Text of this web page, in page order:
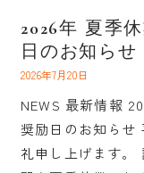
2026年 夏季
日のお知らせ
2026年7月20日
NEWS 最新情報
奨励日のお知らせ
礼申し上げます。
2026
年
夏
季
休
業